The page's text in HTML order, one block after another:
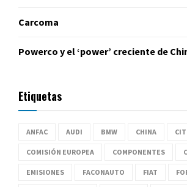
Carcoma
Powerco y el ‘power’ creciente de
Etiquetas
ANFAC AUDI BMW CHINA
COMISIÓN EUROPEA COMPONENTES
EMISIONES FACONAUTO FIAT